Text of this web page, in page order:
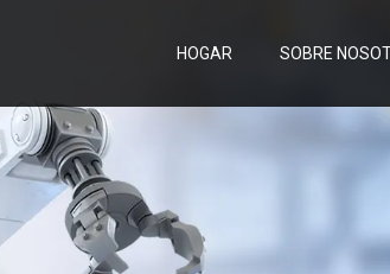
HOGAR SOBRE